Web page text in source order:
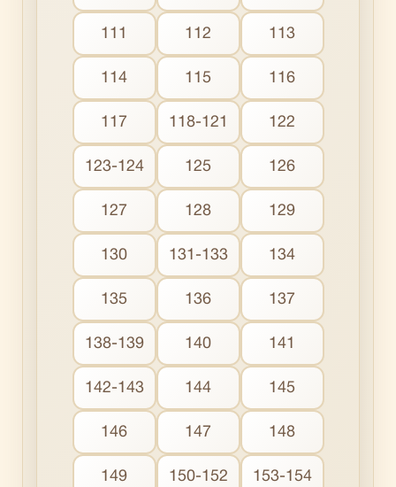
111 112 113
114 115 116
117 118-121 122
123-124 125 126
127 128 129
130 131-133 134
135 136 137
138-139 140 141
142-143 144 145
146 147 148
149 150-152 153-154